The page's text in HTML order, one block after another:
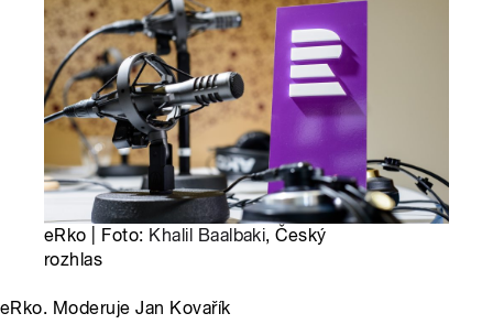
eRko | Foto: Khalil Baalbaki, Český
rozhlas
eRko. Moderuje Jan Kovařík